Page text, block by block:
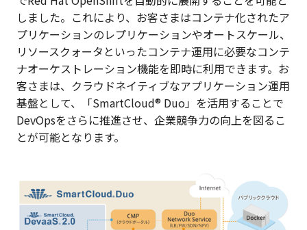
しました。これにより、お客さまはコンテナ化されたア
プリケーションのレプリケーションやオートスケール、
リソースクォータといったコンテナ運用に必要なコンテ
ナオーケストレーション機能を即時に利用できます。お
客さまは、クラウドネイティブなアプリケーション運用
基盤として、「SmartCloud® Duo」を活用することで
DevOpsをさらに推進させ、企業競争力の向上を図るこ
とが可能となります。